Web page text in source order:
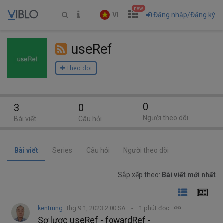
VI
new
Đăng nhập/Đăng ký
useRef
Theo dõi
Bài viết Series Câu hỏi Người theo dõi
Sắp xếp theo: Bài viết mới nhất
kentrung thg 9 1, 2023 2:00 SA 1 phút đọc
Sơ lược useRef - fowardRef -
3
Bài viết
0
Câu hỏi
0
Người theo dõi